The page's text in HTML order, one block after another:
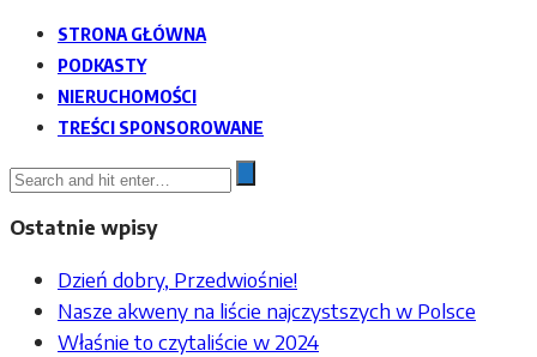
STRONA GŁÓWNA
PODKASTY
NIERUCHOMOŚCI
TREŚCI SPONSOROWANE
Ostatnie wpisy
Dzień dobry, Przedwiośnie!
Nasze akweny na liście najczystszych w Polsce
Właśnie to czytaliście w 2024